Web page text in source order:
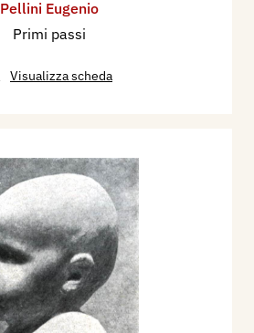
Pellini Eugenio
Primi passi
Visualizza scheda